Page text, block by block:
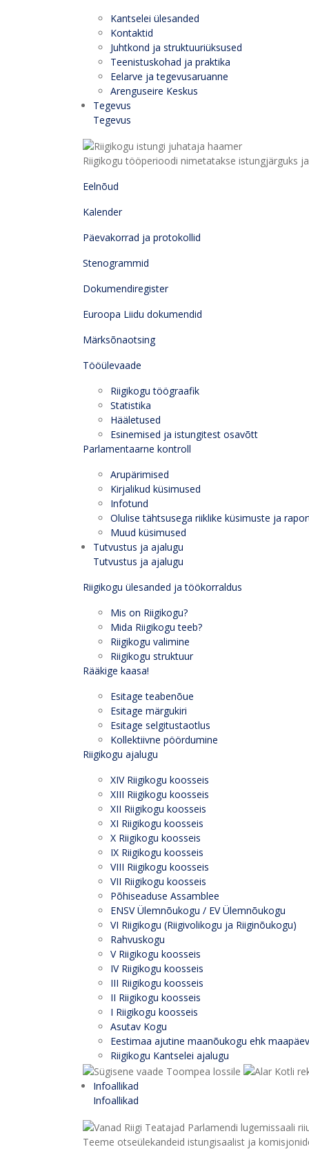
Kantselei ülesanded
Kontaktid
Juhtkond ja struktuuriüksused
Teenistuskohad ja praktika
Eelarve ja tegevusaruanne
Arenguseire Keskus
Tegevus
Tegevus
Riigikogu tööperioodi nimetatakse istungjärguks
Eelnõud
Kalender
Päevakorrad ja protokollid
Stenogrammid
Dokumendiregister
Euroopa Liidu dokumendid
Märksõnaotsing
Tööülevaade
Riigikogu töögraafik
Statistika
Hääletused
Esinemised ja istungitest osavõtt
Parlamentaarne kontroll
Arupärimised
Kirjalikud küsimused
Infotund
Olulise tähtsusega riiklike küsimuste ja
Muud küsimused
Tutvustus ja ajalugu
Tutvustus ja ajalugu
Riigikogu ülesanded ja töökorraldus
Mis on Riigikogu?
Mida Riigikogu teeb?
Riigikogu valimine
Riigikogu struktuur
Rääkige kaasa!
Esitage teabenõue
Esitage märgukiri
Esitage selgitustaotlus
Kollektiivne pöördumine
Riigikogu ajalugu
XIV Riigikogu koosseis
XIII Riigikogu koosseis
XII Riigikogu koosseis
XI Riigikogu koosseis
X Riigikogu koosseis
IX Riigikogu koosseis
VIII Riigikogu koosseis
VII Riigikogu koosseis
Põhiseaduse Assamblee
ENSV Ülemnõukogu / EV Ülemnõukogu
VI Riigikogu (Riigivolikogu ja Riiginõukogu)
Rahvuskogu
V Riigikogu koosseis
IV Riigikogu koosseis
III Riigikogu koosseis
II Riigikogu koosseis
I Riigikogu koosseis
Asutav Kogu
Eestimaa ajutine maanõukogu ehk maapäev
Riigikogu Kantselei ajalugu
Infoallikad
Infoallikad
Teeme otseülekandeid istungisaalist ja